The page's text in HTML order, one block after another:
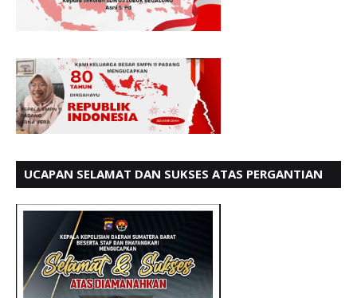
UCAPAN SELAMAT DAN SUKSES ATAS PERGANTIAN